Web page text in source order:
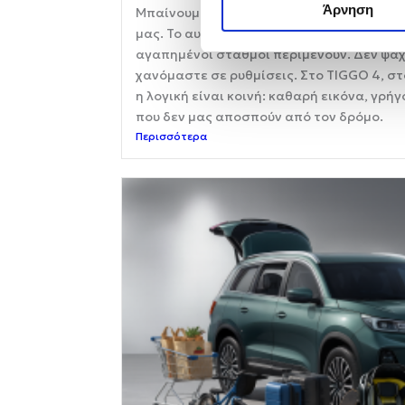
Άρνηση
Μπαίνουμε, πατάμε το κουμπί και η
μας. Το αυτοκίνητο μάς αναγνωρίζει, τα
αγαπημένοι σταθμοί περιμένουν. Δεν
χανόμαστε σε ρυθμίσεις. Στο TIGGO 4,
η λογική είναι κοινή: καθαρή εικόνα,
που δεν μας αποσπούν από τον δρόμο.
Περισσότερα